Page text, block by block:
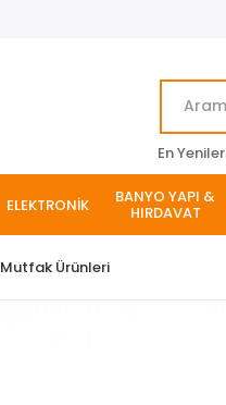
En Yeniler
ELEKTRONİK BANYO YAPI &
HIRDAVAT
Ürünleri